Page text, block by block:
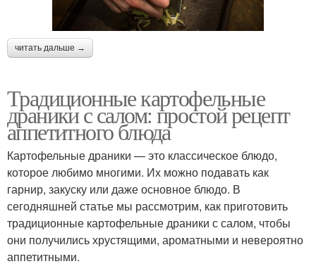
читать дальше →
Традиционные картофельные
драники с салом: простой рецепт
аппетитного блюда
Картофельные драники — это классическое блюдо,
которое любимо многими. Их можно подавать как
гарнир, закуску или даже основное блюдо. В
сегодняшней статье мы рассмотрим, как приготовить
традиционные картофельные драники с салом, чтобы
они получились хрустящими, ароматными и невероятно
аппетитными.